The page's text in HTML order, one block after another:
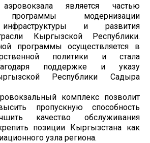
аэровокзала является частью
программы модернизации
инфраструктуры и развития
Кыргызской Республики.
программы осуществляется в
политики и стала
поддержке и указу
Республики Садыра
комплекс позволит
пропускную способность
качество обслуживания
позиции Кыргызстана как
узла региона.